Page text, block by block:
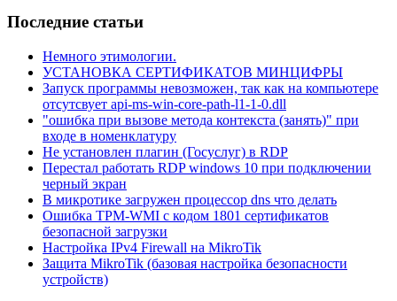
Последние статьи
Немного этимологии.
УСТАНОВКА СЕРТИФИКАТОВ МИНЦИФРЫ
Запуск программы невозможен, так как на компьютере
отсутсвует api-ms-win-core-path-l1-1-0.dll
"ошибка при вызове метода контекста (занять)" при
входе в номенклатуру
Не установлен плагин (Госуслуг) в RDP
Перестал работать RDP windows 10 при подключении
черный экран
В микротике загружен процессор dns что делать
Ошибка TPM-WMI с кодом 1801 сертификатов
безопасной загрузки
Настройка IPv4 Firewall на MikroTik
Защита MikroTik (базовая настройка безопасности
устройств)